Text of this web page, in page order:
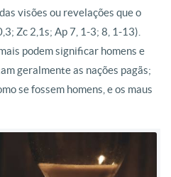
visões ou revelações que o
Zc 2,1s; Ap 7, 1-3; 8, 1-13).
podem significar homens e
geralmente as nações pagãs;
se fossem homens, e os maus